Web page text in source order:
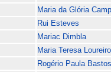
Maria da Glória
Rui Esteves
Mariac Dimbla
Maria Teresa
Rogério Paula Bastos